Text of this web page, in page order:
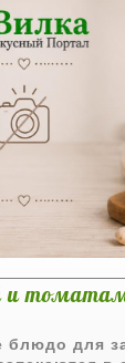
и
блюдо для